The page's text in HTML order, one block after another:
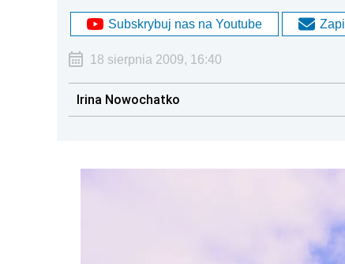
Subskrybuj nas na Youtube
18 sierpnia 2009, 16:40
Irina Nowochatko